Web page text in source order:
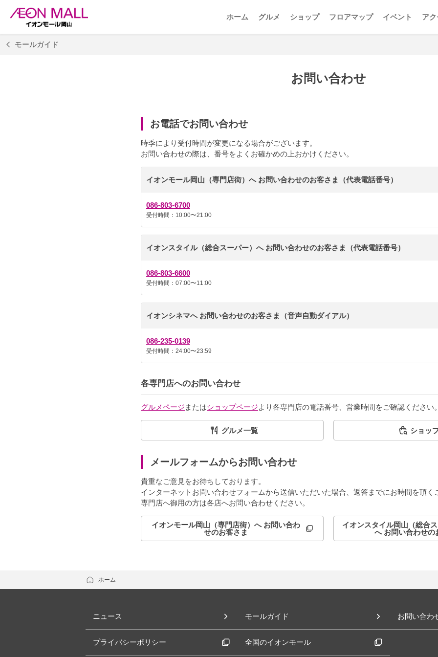
ホーム グルメ ショップ フロアマップ イベント ア
モールガイド
お問い合わせ
お電話でお問い合わせ
時季により受付時間が変更になる場合がございます。
お問い合わせの際は、番号をよくお確かめの上おかけください。
イオンモール岡山（専門店街）へ お問い合わせのお客さま（代表電話番号）
086-803-6700
受付時間：10:00〜21:00
イオンスタイル（総合スーパー）へ お問い合わせのお客さま（代表電話番号）
086-803-6600
受付時間：07:00〜11:00
イオンシネマへ お問い合わせのお客さま（音声自動ダイアル）
086-235-0139
受付時間：24:00〜23:59
各専門店へのお問い合わせ
グルメページ またはショップページより各専門店の電話番号、営業時間をご確認ください。
グルメ一覧 ショッ
メールフォームからお問い合わせ
貴重なご意見をお待ちしております。
インターネットお問い合わせフォームから送信いただいた場合、返答までにお時間を頂く
専門店へ御用の方は各店へお問い合わせください。
イオンモール岡山（専門店街）へ お問い合わ
せのお客さま
イオンスタイル岡山（総合
へ お問い合わせの
ホーム
ニュース モールガイド お問い合わ
プライバシーポリシー 全国のイオンモール